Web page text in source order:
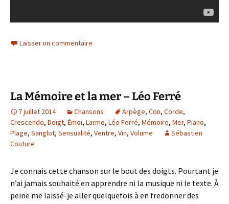
Laisser un commentaire
La Mémoire et la mer – Léo Ferré
7 juillet 2014 Chansons Arpège, Con, Corde,
Crescendo, Doigt, Émoi, Larme, Léo Ferré, Mémoire, Mer, Piano,
Plage, Sanglot, Sensualité, Ventre, Vin, Volume
Sébastien
Couture
Je connais cette chanson sur le bout des doigts. Pourtant je
n’ai jamais souhaité en apprendre ni la musique ni le texte. À
peine me laissé-je aller quelquefois à en fredonner des